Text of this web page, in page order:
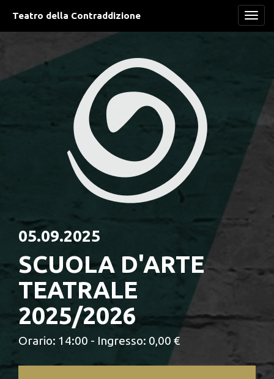
Teatro della Contraddizione
05.09.2025
SCUOLA D'ARTE
TEATRALE
2025/2026
Orario: 14:00 - Ingresso: 0,00 €